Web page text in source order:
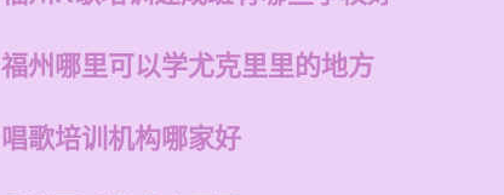
福州哪里可以学尤克里里的地方
唱歌培训机构哪家好